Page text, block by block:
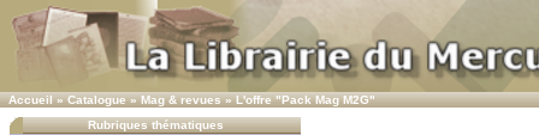
Accueil»Catalogue»Mag & revues»L'offre "Pack Mag M2G"
Rubriques thématiques